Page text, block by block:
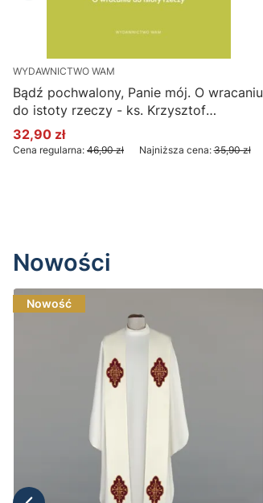
WYDAWNICTWO WAM
Bądź pochwalony, Panie mój. O wracaniu
do istoty rzeczy - ks. Krzysztof
Grzywocz
Cena promocyjna
32,90 zł
Cena regularna: 46,90 zł Najniższa cena: 35,90 zł
Nowości
Nowość